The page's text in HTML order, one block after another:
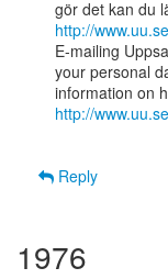
http://
E-mailing
your personal
http://
Reply
1976